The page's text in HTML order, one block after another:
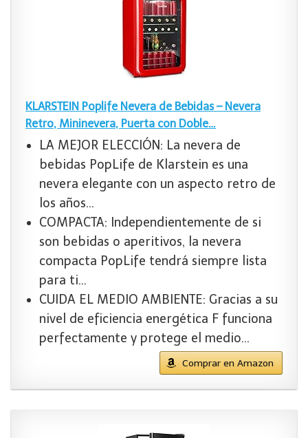
KLARSTEIN Poplife Nevera de Bebidas – Nevera
Retro, Mininevera, Puerta con Doble…
LA MEJOR ELECCIÓN: La nevera de
bebidas PopLife de Klarstein es una
nevera elegante con un aspecto retro de
los años…
COMPACTA: Independientemente de si
son bebidas o aperitivos, la nevera
compacta PopLife tendrá siempre lista
para ti…
CUIDA EL MEDIO AMBIENTE: Gracias a su
nivel de eficiencia energética F funciona
perfectamente y protege el medio…
Comprar en Amazon